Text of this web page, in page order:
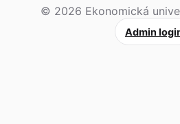
© 2026 Ekonomická
Admin